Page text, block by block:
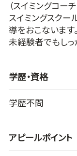
（スイミングコー
スイミングスクー
導をおこないます。
未経験者でもしっ
学歴・資格
学歴不問
アピールポイント